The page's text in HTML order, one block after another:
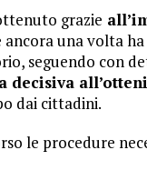
grazie
ancora una volta
seguendo con
decisiva
dai cittadini.
le procedure